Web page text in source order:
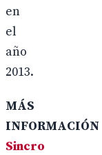
en
el
año
2013.
MÁS
INFORMACIÓN
Sincro